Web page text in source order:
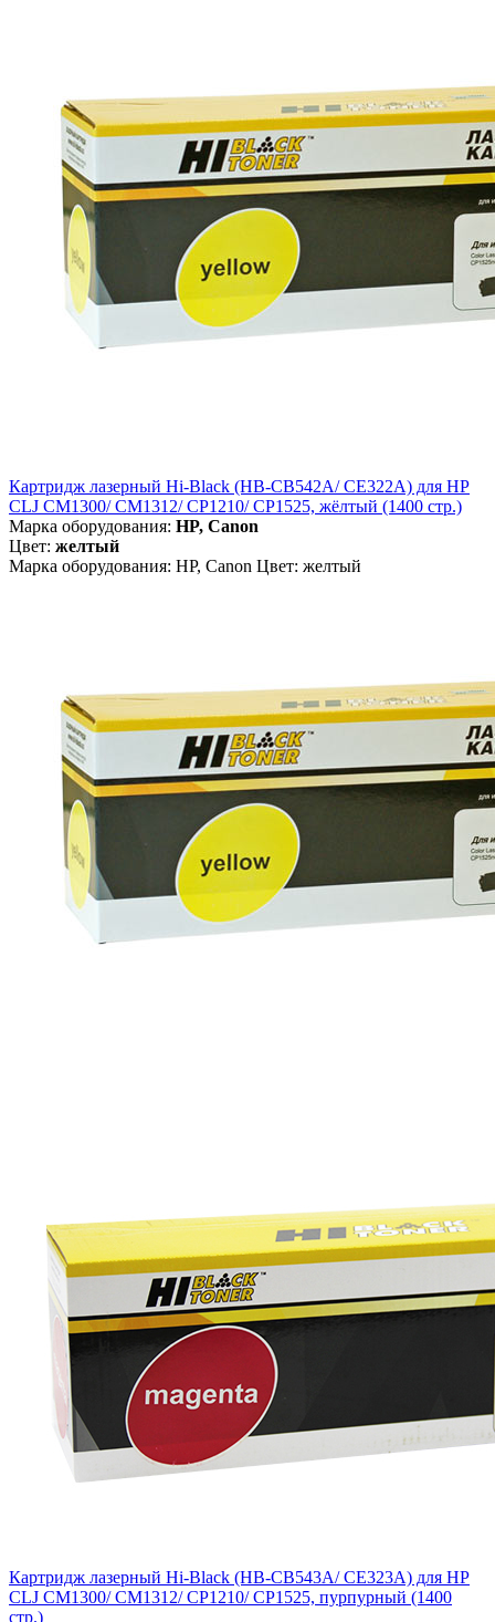
Картридж лазерный Hi-Black (HB-CB542A/ CE322A) для HP
CLJ CM1300/ CM1312/ CP1210/ CP1525, жёлтый (1400 стр.)
Марка оборудования: HP, Canon
Цвет: желтый
Марка оборудования: HP, Canon Цвет: желтый
Картридж лазерный Hi-Black (HB-CB543A/ CE323A) для HP
CLJ CM1300/ CM1312/ CP1210/ CP1525, пурпурный (1400
стр.)